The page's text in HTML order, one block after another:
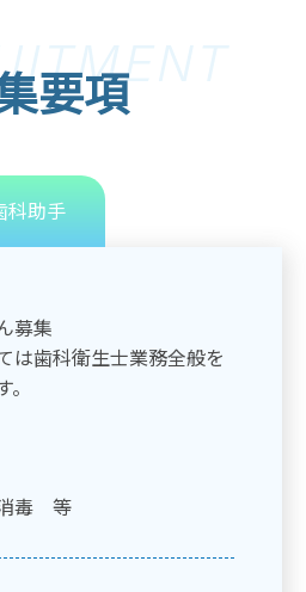
要項
科助手
募集
は歯科衛生士業務全般を
消毒 等